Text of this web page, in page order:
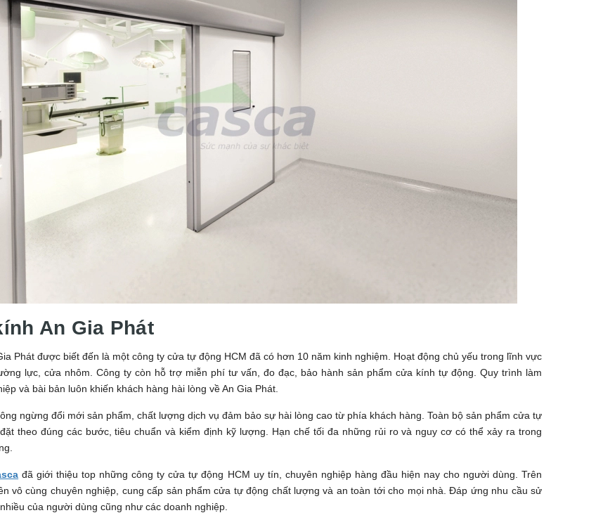
An Gia Phát
Phát được biết đến là một công ty cửa tự động HCM đã có hơn 10 năm kinh nghiệm. Hoạt động chủ yếu trong lĩnh vực
lực, cửa nhôm. Công ty còn hỗ trợ miễn phí tư vấn, đo đạc, bảo hành sản phẩm cửa kính tự động. Quy trình làm
và bài bản luôn khiến khách hàng hài lòng về An Gia Phát.
ngừng đổi mới sản phẩm, chất lượng dịch vụ đảm bảo sự hài lòng cao từ phía khách hàng. Toàn bộ sản phẩm cửa tự
theo đúng các bước, tiêu chuẩn và kiểm định kỹ lượng. Hạn chế tối đa những rủi ro và nguy cơ có thể xảy ra trong
đã giới thiệu top những công ty cửa tự động HCM uy tín, chuyên nghiệp hàng đầu hiện nay cho người dùng. Trên
vô cùng chuyên nghiệp, cung cấp sản phẩm cửa tự động chất lượng và an toàn tới cho mọi nhà. Đáp ứng nhu cầu sử
của người dùng cũng như các doanh nghiệp.